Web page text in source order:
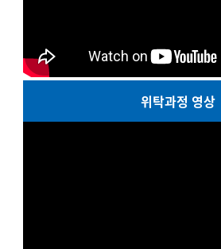
위탁과정 영상